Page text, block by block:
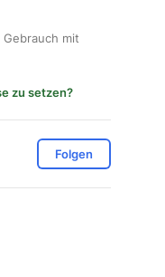
mit
zu setzen?
Folgen